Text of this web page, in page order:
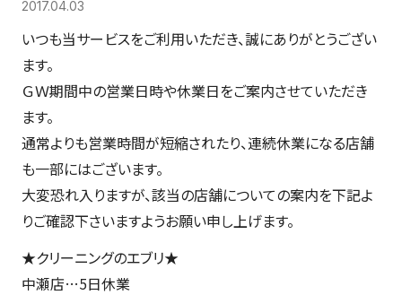
2017.04.03
いつも当サービスをご利用いただき、誠にありがとうござい
ます。
ＧＷ期間中の営業日時や休業日をご案内させていただき
ます。
通常よりも営業時間が短縮されたり、連続休業になる店舗
も一部にはございます。
大変恐れ入りますが、該当の店舗についての案内を下記よ
りご確認下さいますようお願い申し上げます。
★クリーニングのエブリ★
中瀬店…5日休業